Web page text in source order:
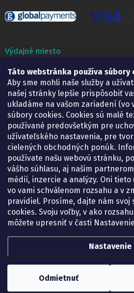
Táto webstránka používa súbory
Aby sme mohli naše služby a
našej stránky lepšie prispôsobiť
ukladáme na vašom zariadení (vo
súbory cookies. Cookies sú malé
používané predovšetkým pre
užívateľského nastavenia, pre
cielených obchodných ponúk.
používate našu webovú stránku,
vášho súhlasu, aj našim
médií, inzercie a analýzy. Oni tieto
vo vami schválenom rozsahu a v
pravidiel. Prosíme, dajte nám svoj
cookies. Svoju voľby, v ako
môžete upresniť v časti
Nastavenie
Odmietnuť
Výdajné miesto
Lekáreň ADONAI
Košice – Smetanova 2
Pondelok:
07.30 – 15.30 h.
Utorok:
07.30 – 16.00 h.
Streda:
07.30 – 16.00 h.
Štvrtok:
07.30 – 15.30 h.
Piatok:
07.30 – 15.30 h.
KONTAKT
eshop@lekarenadonai.sk
+421 948 203 203
Nájdete nás na Facebooku.
lekarenadonai/
Upraviť nastavenie